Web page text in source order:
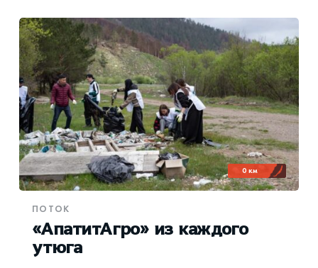
0 км
ПОТОК
«АпатитАгро» из каждого
утюга